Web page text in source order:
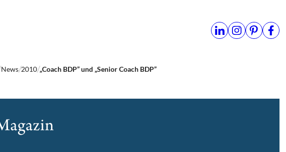
News 2010 „Coach BDP” und „Senior Coach BDP”